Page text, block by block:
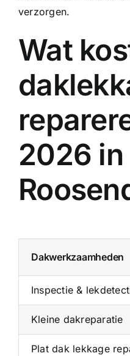
verzorgen.
Wat
2026 in
Dakwerkzaamheden
Inspectie &
Kleine dakreparatie
Plat dak lekkage